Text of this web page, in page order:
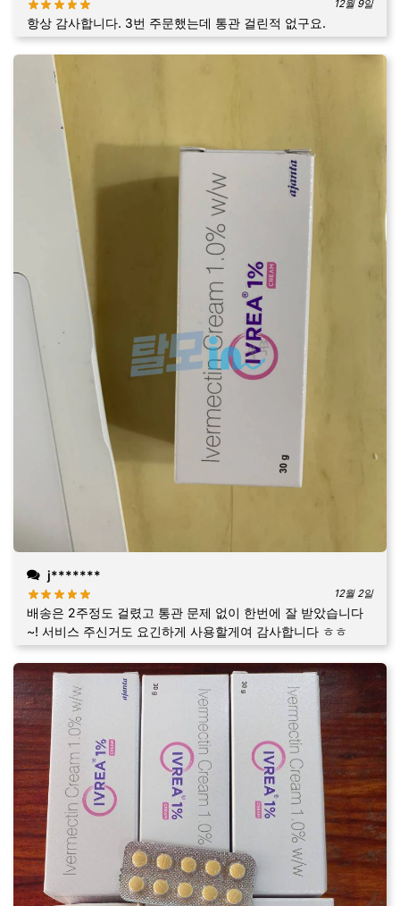
12월 9일
항상 감사합니다. 3번 주문했는데 통관 걸린적 없구요.
j*******
12월 2일
배송은 2주정도 걸렸고 통관 문제 없이 한번에 잘 받았습니다
~! 서비스 주신거도 요긴하게 사용할게여 감사합니다 ㅎㅎ